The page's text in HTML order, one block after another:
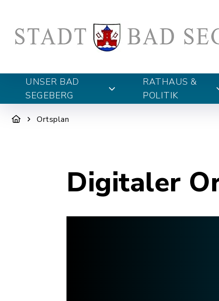
UNSER BAD
SEGEBERG
RATHAUS &
POLITIK
Ortsplan
Digitaler